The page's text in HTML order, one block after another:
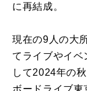
に再結成。
現在の9人の大
てライブやイベ
して2024年の
ボードライブ